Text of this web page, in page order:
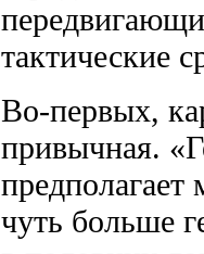
тактические
Во-первых,
привычная.
чуть больше